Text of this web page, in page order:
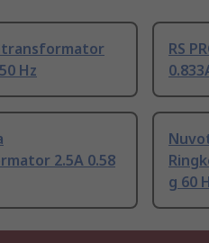
Hz
RS
2.5A 0.58
g 60